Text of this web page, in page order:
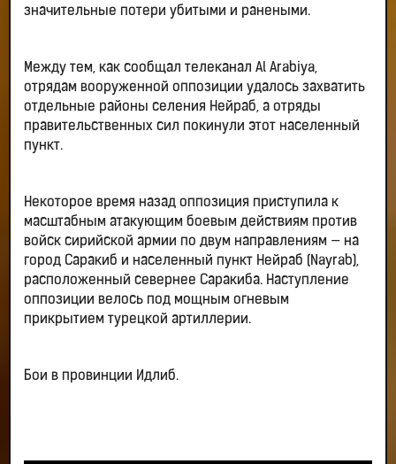
значительные потери убитыми и ранеными.
Между тем, как сообщал телеканал Al Arabiya,
отрядам вооруженной оппозиции удалось захватить
отдельные районы селения Нейраб, а отряды
правительственных сил покинули этот населенный
пункт.
Некоторое время назад оппозиция приступила к
масштабным атакующим боевым действиям против
войск сирийской армии по двум направлениям — на
город Саракиб и населенный пункт Нейраб (Nayrab),
расположенный севернее Саракиба. Наступление
оппозиции велось под мощным огневым
прикрытием турецкой артиллерии.
Бои в провинции Идлиб.